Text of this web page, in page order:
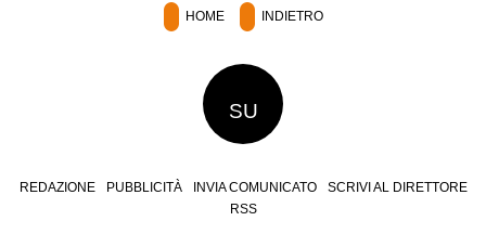
HOME INDIETRO
SU
REDAZIONE PUBBLICITÀ INVIA COMUNICATO
SCRIVI AL DIRETTORE
RSS